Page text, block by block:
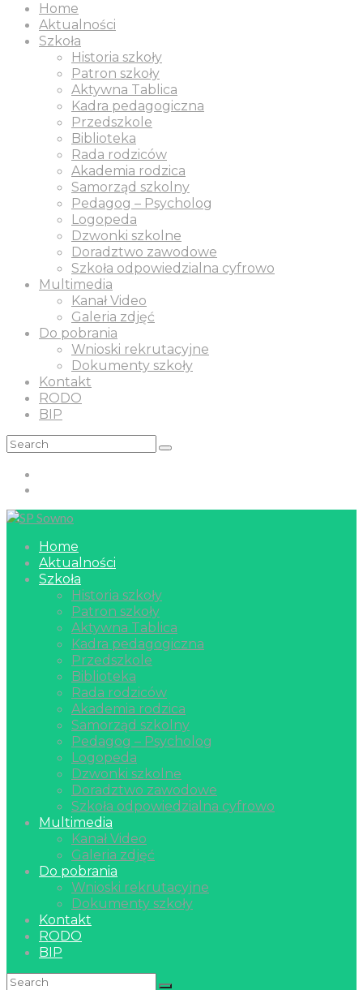
Home
Aktualności
Szkoła
Historia szkoły
Patron szkoły
Aktywna Tablica
Kadra pedagogiczna
Przedszkole
Biblioteka
Rada rodziców
Akademia rodzica
Samorząd szkolny
Pedagog – Psycholog
Logopeda
Dzwonki szkolne
Doradztwo zawodowe
Szkoła odpowiedzialna cyfrowo
Multimedia
Kanał Video
Galeria zdjęć
Do pobrania
Wnioski rekrutacyjne
Dokumenty szkoły
Kontakt
RODO
BIP
Home
Aktualności
Szkoła
Historia szkoły
Patron szkoły
Aktywna Tablica
Kadra pedagogiczna
Przedszkole
Biblioteka
Rada rodziców
Akademia rodzica
Samorząd szkolny
Pedagog – Psycholog
Logopeda
Dzwonki szkolne
Doradztwo zawodowe
Szkoła odpowiedzialna cyfrowo
Multimedia
Kanał Video
Galeria zdjęć
Do pobrania
Wnioski rekrutacyjne
Dokumenty szkoły
Kontakt
RODO
BIP